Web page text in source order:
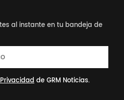
al instante en tu bandeja de
de GRM Noticias.